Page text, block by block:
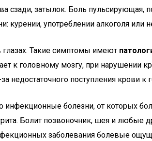
сзади, затылок. Боль пульсирующая,
курении, употреблении алкоголя или
Такие симптомы имеют
к головному мозгу, при нарушении
недостаточного поступления крови к
болезни, от которых
Болит позвоночник, шея и любые
заболевания болевые